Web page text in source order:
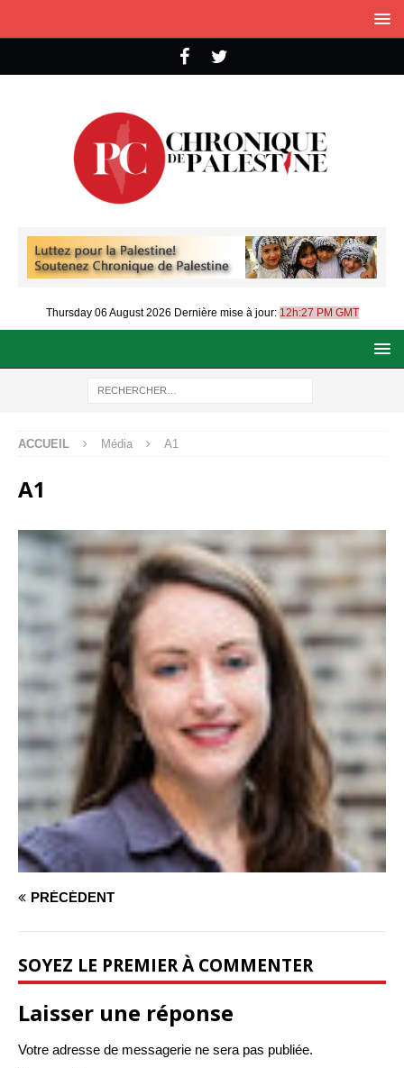
Thursday 06 August 2026 Dernière mise à jour: 12h:27 PM GMT
ACCUEIL Média A1
A1
PRÉCÉDENT
SOYEZ LE PREMIER À COMMENTER
Laisser une réponse
Votre adresse de messagerie ne sera pas publiée.